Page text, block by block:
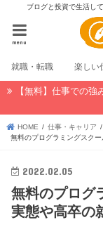
ブログと投資で生活し
menu
就職・転職 楽しい
【無料】仕事での
HOME
仕事・キャリア
無料のプログラミングスク
2022.02.05
無料のプログ
実態や高卒の